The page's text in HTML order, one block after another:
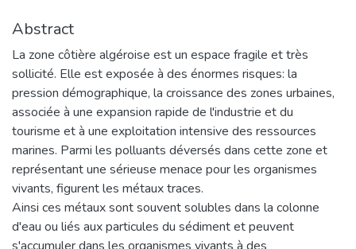
Abstract
La zone côtière algéroise est un espace fragile et très
sollicité. Elle est exposée à des énormes risques: la
pression démographique, la croissance des zones urbaines,
associée à une expansion rapide de l'industrie et du
tourisme et à une exploitation intensive des ressources
marines. Parmi les polluants déversés dans cette zone et
représentant une sérieuse menace pour les organismes
vivants, figurent les métaux traces.
Ainsi ces métaux sont souvent solubles dans la colonne
d'eau ou liés aux particules du sédiment et peuvent